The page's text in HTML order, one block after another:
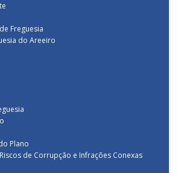
Freguesia
do Areeiro
Plano
de Corrupção e Infrações Conexas